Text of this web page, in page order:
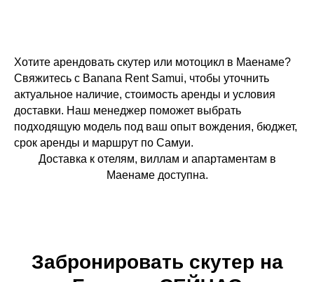
Хотите арендовать скутер или мотоцикл в Маенаме?
Свяжитесь с Banana Rent Samui, чтобы уточнить
актуальное наличие, стоимость аренды и условия
доставки. Наш менеджер поможет выбрать
подходящую модель под ваш опыт вождения, бюджет,
срок аренды и маршрут по Самуи.
Доставка к отелям, виллам и апартаментам в
Маенаме доступна.
Забронировать скутер на